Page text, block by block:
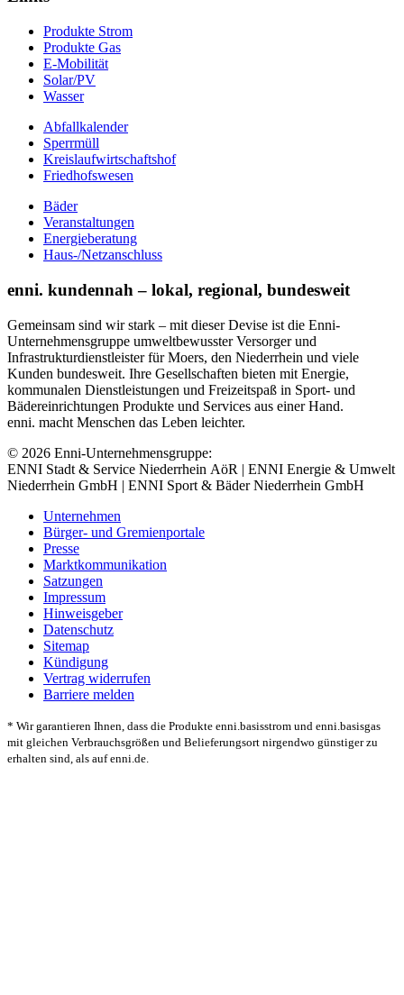
Produkte Strom
Produkte Gas
E-Mobilität
Solar/PV
Wasser
Abfallkalender
Sperrmüll
Kreislaufwirtschaftshof
Friedhofswesen
Bäder
Veranstaltungen
Energieberatung
Haus-/Netzanschluss
enni. kundennah – lokal, regional, bundesweit
Gemeinsam sind wir stark – mit dieser Devise ist die Enni-
Unternehmensgruppe umweltbewusster Versorger und
Infrastrukturdienstleister für Moers, den Niederrhein und viele
Kunden bundesweit. Ihre Gesellschaften bieten mit Energie,
kommunalen Dienstleistungen und Freizeitspaß in Sport- und
Bädereinrichtungen Produkte und Services aus einer Hand.
enni. macht Menschen das Leben leichter.
© 2026 Enni-Unternehmensgruppe:
ENNI Stadt & Service Niederrhein AöR | ENNI Energie & Umwelt
Niederrhein GmbH | ENNI Sport & Bäder Niederrhein GmbH
Unternehmen
Bürger- und Gremienportale
Presse
Marktkommunikation
Satzungen
Impressum
Hinweisgeber
Datenschutz
Sitemap
Kündigung
Vertrag widerrufen
Barriere melden
* Wir garantieren Ihnen, dass die Produkte enni.basisstrom und enni.basisgas
mit gleichen Verbrauchsgrößen und Belieferungsort nirgendwo günstiger zu
erhalten sind, als auf enni.de.